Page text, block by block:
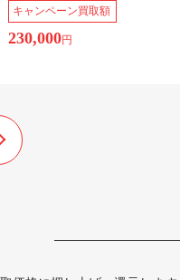
キャンペーン買取額
230,000円